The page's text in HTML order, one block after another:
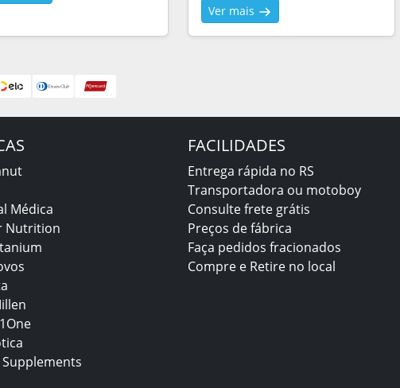
Ver mais
Médica
Nutrition
FACILIDADES
Entrega rápida no RS
Transportadora ou motoboy
Consulte frete grátis
Preços de fábrica
Faça pedidos fracionados
Compre e Retire no local